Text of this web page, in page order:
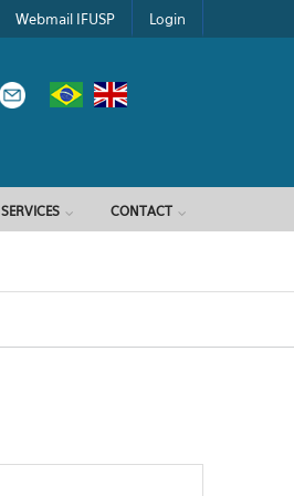
Webmail IFUSP Login
SERVICES CONTACT